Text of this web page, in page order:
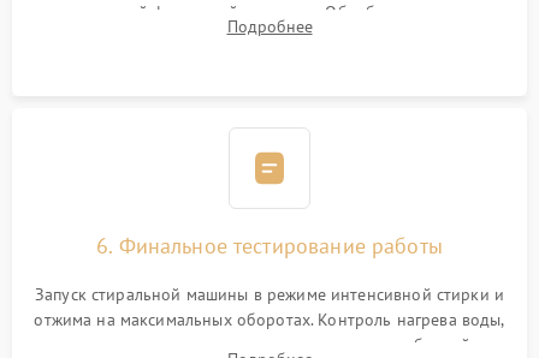
надежной фиксацией хомутами. Обработка стыков
герметиком для предотвращения возможных протечек воды.
Подробнее
6. Финальное тестирование работы
Запуск стиральной машины в режиме интенсивной стирки и
отжима на максимальных оборотах. Контроль нагрева воды,
корректности слива, отсутствия излишних вибраций,